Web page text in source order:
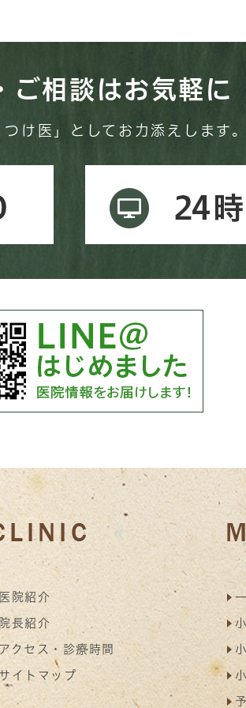
ご相談 はお気軽に
つけ医」としてお力添えします
医院紹介
院長紹介
アクセス・診療時間
サイトマップ